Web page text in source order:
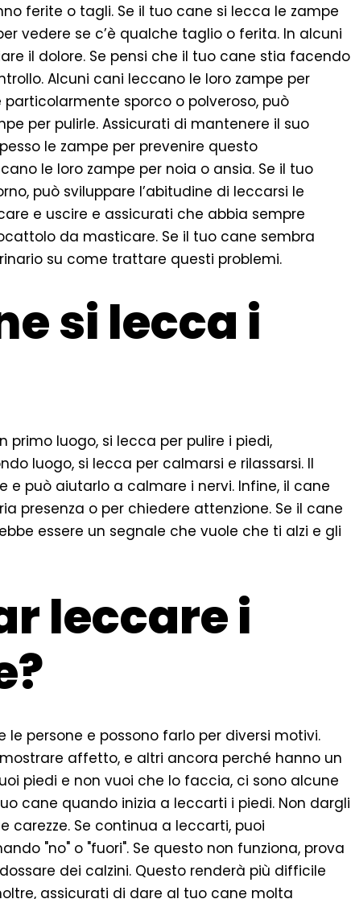
ferite o tagli. Se il tuo cane si lecca le zampe
vedere se c’è qualche taglio o ferita. In alcuni
il dolore. Se pensi che il tuo cane stia facendo
Alcuni cani leccano le loro zampe per
sporco o polveroso, può
per pulirle. Assicurati di mantenere il suo
le zampe per prevenire questo
le loro zampe per noia o ansia. Se il tuo
può sviluppare l’abitudine di leccarsi le
e uscire e assicurati che abbia sempre
da masticare. Se il tuo cane sembra
su come trattare questi problemi.
si lecca i
primo luogo, si lecca per pulire i piedi,
luogo, si lecca per calmarsi e rilassarsi. Il
e può aiutarlo a calmare i nervi. Infine, il cane
presenza o per chiedere attenzione. Se il cane
essere un segnale che vuole che ti alzi e gli
leccare i
persone e possono farlo per diversi motivi.
affetto, e altri ancora perché hanno un
piedi e non vuoi che lo faccia, ci sono alcune
cane quando inizia a leccarti i piedi. Non dargli
carezze. Se continua a leccarti, puoi
"no" o "fuori". Se questo non funziona, prova
dei calzini. Questo renderà più difficile
assicurati di dare al tuo cane molta